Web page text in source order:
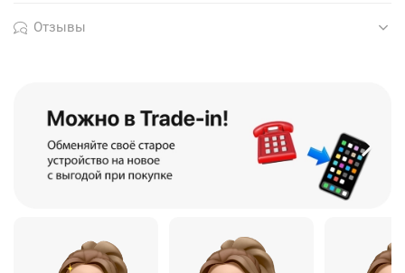
Отзывы